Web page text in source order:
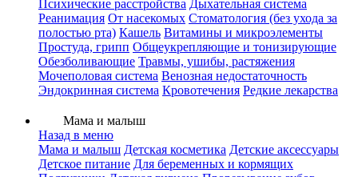
Психические расстройства Дыхательная система
Реанимация От насекомых Стоматология (без ухода за
полостью рта) Кашель Витамины и микроэлементы
Простуда, грипп Общеукрепляющие и тонизирующие
Обезболивающие Травмы, ушибы, растяжения
Мочеполовая система Венозная недостаточность
Эндокринная система Кровотечения Редкие лекарства
Мама и малыш
Назад в меню
Мама и малыш Детская косметика Детские аксессуары
Детское питание Для беременных и кормящих